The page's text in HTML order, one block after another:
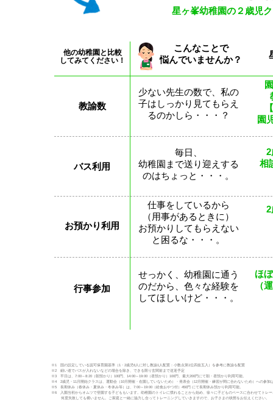
星ヶ峯幼稚園の２歳児
行事参加
せっかく、幼稚園に通う
のだから、色々な経験を
してほしいけど・・・。
園
2
相
2
ほ
（
教諭数
バス利用
お預かり利用
他の幼稚園と比較
してみてください！
こんなことで
悩んでいませんか？
少ない先生の数で、私の
子はしっかり見てもらえ
るのかしら・・・？
毎日、
幼稚園まで送り迎えする
のはちょっと・・・。
仕事をしているから
（用事があるときに）
お預かりしてもらえない
と困るな・・・。
※1 国の設定している認可保育園基準（1・2歳児6人に対し教諭1人配置：小数点第1位四捨五入）を参考に教諭を配置
※2 細い道でバスが入れないなどの場合を除き、できる限り玄関前まで送迎予定
※3 平日は、7:00～8:20（朝預かり）100円、14:00～19:00（昼預かり）100円、最大200円にて朝・昼預かり利用可能。
※4 2歳児・11月開始クラスは、運動会（10月開催・在園していないため）・発表会（12月開催・練習が間に合わないため）への参加
※5 長期休み（春休み・夏休み・冬休み等）は、7:00～19:00（給食おやつ付）450円 にて長期休み預かり利用可能
※6
入園当初からオムツで登園する子どももいます。幼稚園のトイレに慣れることから始め、徐々に子どものペースに合わせてトレ
何度失敗しても構いません。ご家庭と一緒に協力し合ってトレーニングしていきますので、お子さまの状態をお伝えください。